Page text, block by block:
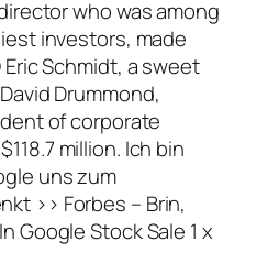
who was among
investors, made
Eric Schmidt, a sweet
Drummond,
of corporate
million. Ich bin
uns zum
>> Forbes – Brin,
Google Stock Sale 1 x